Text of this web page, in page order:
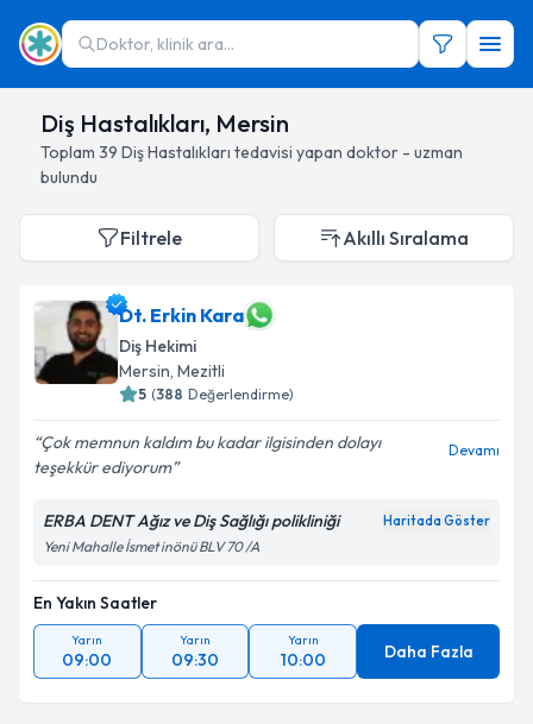
Doktor, klinik ara...
Diş Hastalıkları, Mersin
Toplam 39 Diş Hastalıkları tedavisi yapan doktor - uzman
bulundu
Filtrele Akıllı Sıralama
Dt. Erkin Kara
Diş Hekimi
Mersin, Mezitli
5 (388 Değerlendirme)
Çok memnun kaldım bu kadar ilgisinden dolayı
teşekkür ediyorum
Devamı
ERBA DENT Ağız ve Diş Sağlığı polikliniği Haritada Göster
Yeni Mahalle İsmet inönü BLV 70 /A
En Yakın Saatler
Yarın
09:00
Yarın
09:30
Yarın
10:00 Daha Fazla